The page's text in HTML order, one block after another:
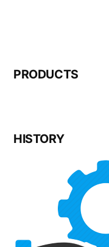
PRODUCTS
HISTORY